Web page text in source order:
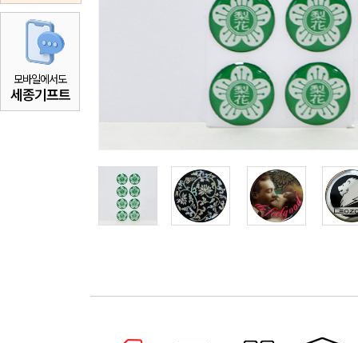
모바일에서도
세종기프트